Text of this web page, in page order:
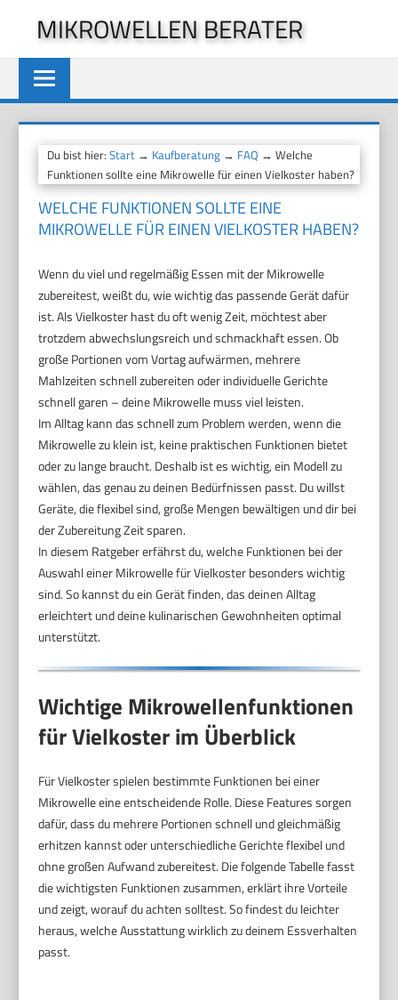
springen
MIKROWELLEN BERATER
Du bist hier:Start → Kaufberatung → FAQ → Welche
Funktionen sollte eine Mikrowelle für einen Vielkoster haben?
WELCHE FUNKTIONEN SOLLTE EINE
MIKROWELLE FÜR EINEN VIELKOSTER HABEN?
Wenn du viel und regelmäßig Essen mit der Mikrowelle
zubereitest, weißt du, wie wichtig das passende Gerät dafür
ist. Als Vielkoster hast du oft wenig Zeit, möchtest aber
trotzdem abwechslungsreich und schmackhaft essen. Ob
große Portionen vom Vortag aufwärmen, mehrere
Mahlzeiten schnell zubereiten oder individuelle Gerichte
schnell garen – deine Mikrowelle muss viel leisten.
Im Alltag kann das schnell zum Problem werden, wenn die
Mikrowelle zu klein ist, keine praktischen Funktionen bietet
oder zu lange braucht. Deshalb ist es wichtig, ein Modell zu
wählen, das genau zu deinen Bedürfnissen passt. Du willst
Geräte, die flexibel sind, große Mengen bewältigen und dir bei
der Zubereitung Zeit sparen.
In diesem Ratgeber erfährst du, welche Funktionen bei der
Auswahl einer Mikrowelle für Vielkoster besonders wichtig
sind. So kannst du ein Gerät finden, das deinen Alltag
erleichtert und deine kulinarischen Gewohnheiten optimal
unterstützt.
Wichtige Mikrowellenfunktionen
für Vielkoster im Überblick
Für Vielkoster spielen bestimmte Funktionen bei einer
Mikrowelle eine entscheidende Rolle. Diese Features sorgen
dafür, dass du mehrere Portionen schnell und gleichmäßig
erhitzen kannst oder unterschiedliche Gerichte flexibel und
ohne großen Aufwand zubereitest. Die folgende Tabelle fasst
die wichtigsten Funktionen zusammen, erklärt ihre Vorteile
und zeigt, worauf du achten solltest. So findest du leichter
heraus, welche Ausstattung wirklich zu deinem Essverhalten
passt.